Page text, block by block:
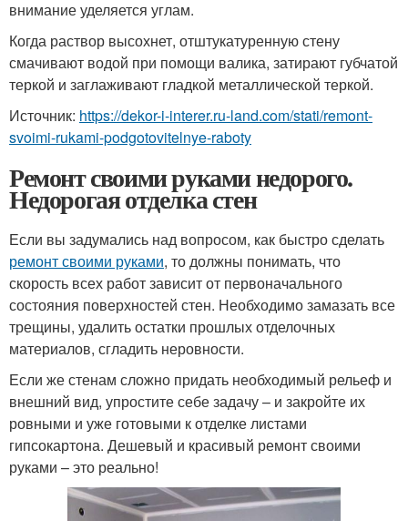
внимание уделяется углам.
Когда раствор высохнет, отштукатуренную стену
смачивают водой при помощи валика, затирают губчатой
теркой и заглаживают гладкой металлической теркой.
Источник: https://dekor-i-interer.ru-land.com/stati/remont-
svoimi-rukami-podgotovitelnye-raboty
Ремонт своими руками недорого.
Недорогая отделка стен
Если вы задумались над вопросом, как быстро сделать
ремонт своими руками, то должны понимать, что
скорость всех работ зависит от первоначального
состояния поверхностей стен. Необходимо замазать все
трещины, удалить остатки прошлых отделочных
материалов, сгладить неровности.
Если же стенам сложно придать необходимый рельеф и
внешний вид, упростите себе задачу – и закройте их
ровными и уже готовыми к отделке листами
гипсокартона. Дешевый и красивый ремонт своими
руками – это реально!